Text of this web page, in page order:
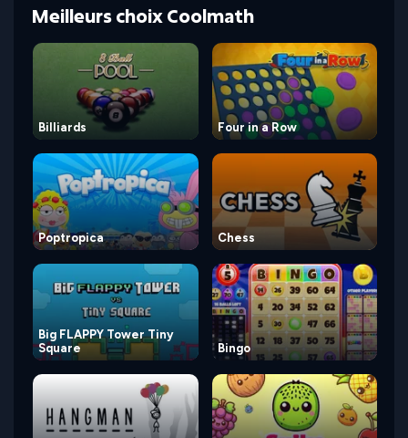
Meilleurs choix Coolmath
Billiards Four in a Row
Poptropica Chess
Big FLAPPY Tower Tiny
Square
Bingo